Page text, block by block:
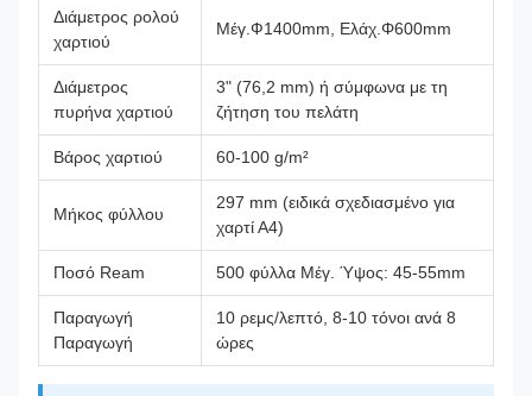
Διάμετρος ρολού
χαρτιού
Μέγ.Ф1400mm, Ελάχ.Φ600mm
Διάμετρος
πυρήνα χαρτιού
3" (76,2 mm) ή σύμφωνα με τη
ζήτηση του πελάτη
Βάρος χαρτιού 60-100 g/m²
Μήκος φύλλου
297 mm (ειδικά σχεδιασμένο για
χαρτί Α4)
Ποσό Ream 500 φύλλα Μέγ. Ύψος: 45-55mm
Παραγωγή
Παραγωγή
10 ρεμς/λεπτό, 8-10 τόνοι ανά 8
ώρες